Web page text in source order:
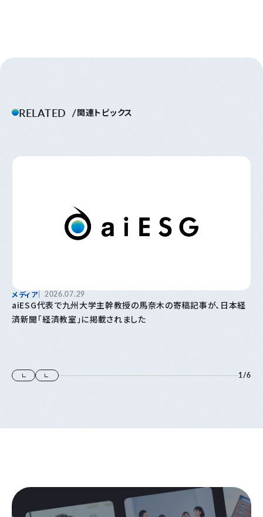
RELATED 関連トピックス
メディア 2026.07.29
aiESG代表で九州大学主幹教授の馬奈木の寄稿記事が、日本経
済新聞「経済教室」に掲載されました
1/6